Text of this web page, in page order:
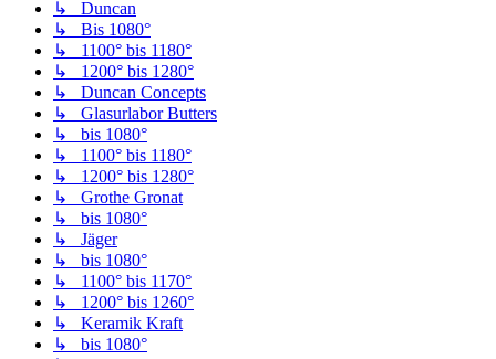
↳ Duncan
↳ Bis 1080°
↳ 1100° bis 1180°
↳ 1200° bis 1280°
↳ Duncan Concepts
↳ Glasurlabor Butters
↳ bis 1080°
↳ 1100° bis 1180°
↳ 1200° bis 1280°
↳ Grothe Gronat
↳ bis 1080°
↳ Jäger
↳ bis 1080°
↳ 1100° bis 1170°
↳ 1200° bis 1260°
↳ Keramik Kraft
↳ bis 1080°